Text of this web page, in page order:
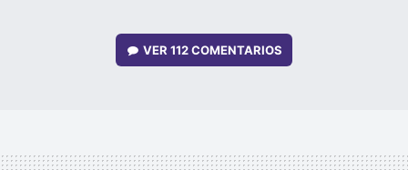
VER112 COMENTARIOS